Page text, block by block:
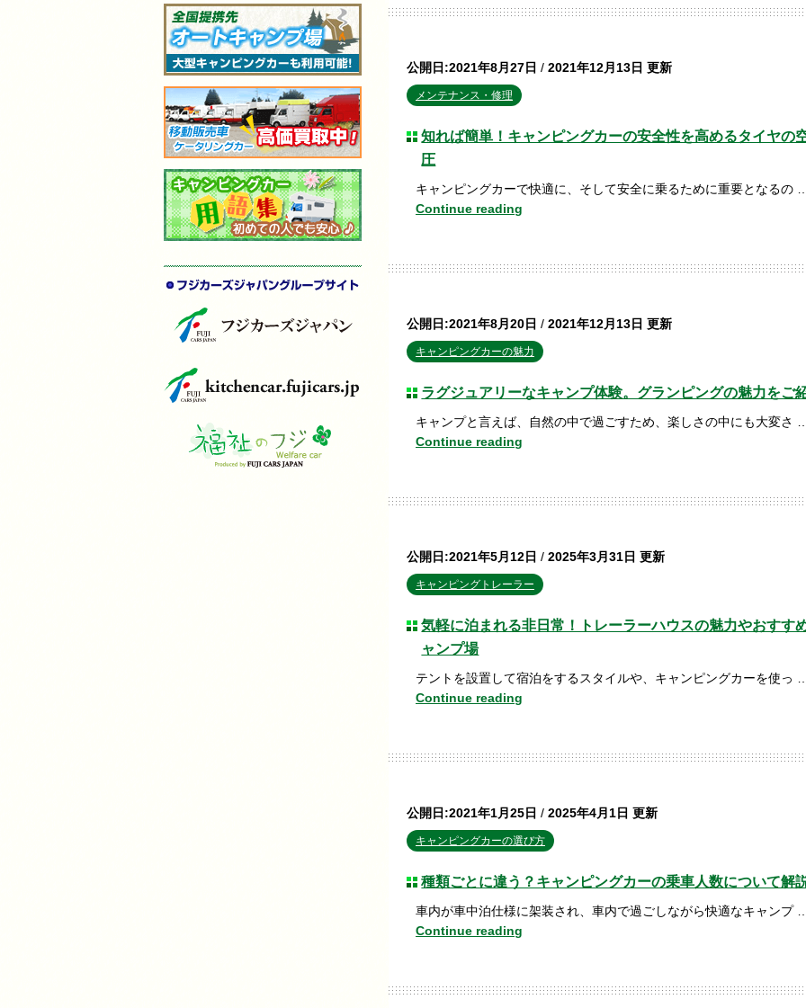
公開日:2021年8月27日 / 2021年12月13日 更新
メンテナンス・修理
知れば簡単！キャンピングカーの安全性を高めるタイヤの
圧
キャンピングカーで快適に、そして安全に乗るために重要となるの
Continue reading
公開日:2021年8月20日 / 2021年12月13日 更新
キャンピングカーの魅力
ラグジュアリーなキャンプ体験。グランピングの魅力をご
キャンプと言えば、自然の中で過ごすため、楽しさの中にも大変さ
Continue reading
公開日:2021年5月12日 / 2025年3月31日 更新
キャンピングトレーラー
気軽に泊まれる非日常！トレーラーハウスの魅力やおすす
ャンプ場
テントを設置して宿泊をするスタイルや、キャンピングカーを使っ
Continue reading
公開日:2021年1月25日 / 2025年4月1日 更新
キャンピングカーの選び方
種類ごとに違う？キャンピングカーの乗車人数について解
車内が車中泊仕様に架装され、車内で過ごしながら快適なキャンプ
Continue reading